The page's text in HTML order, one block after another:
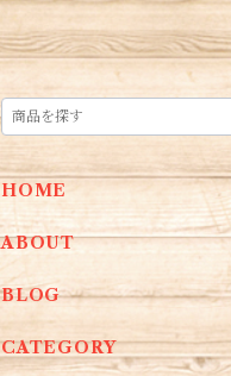
HOME
ABOUT
BLOG
CATEGORY